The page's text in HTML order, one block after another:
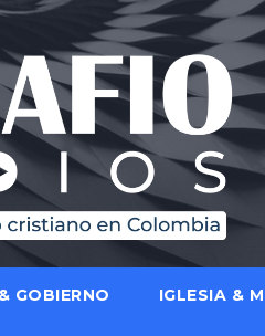
GOBIERNO IGLESIA &